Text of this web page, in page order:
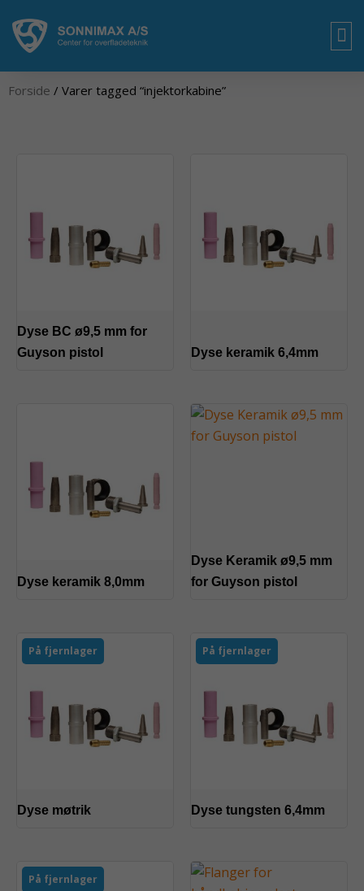
indholdet
Forside / Varer tagged “injektorkabine”
Dyse BC ø9,5 mm for
Guyson pistol
Dyse keramik 6,4mm
Dyse keramik 8,0mm
Dyse Keramik ø9,5 mm
for Guyson pistol
På fjernlager
Dyse møtrik
På fjernlager
Dyse tungsten 6,4mm
På fjernlager